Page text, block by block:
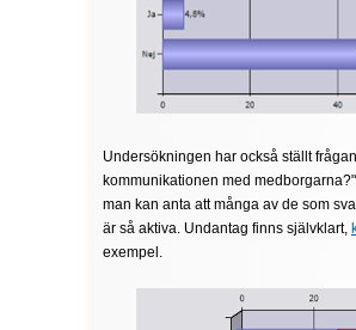
Undersökningen har också ställt
kommunikationen med
man kan anta att många av de som
är så aktiva. Undantag finns självklart,
exempel.